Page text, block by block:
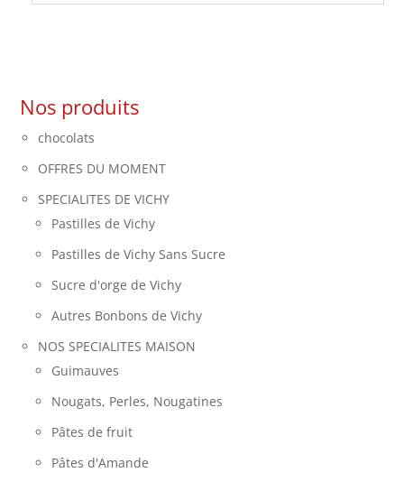
Nos produits
chocolats
OFFRES DU MOMENT
SPECIALITES DE VICHY
Pastilles de Vichy
Pastilles de Vichy Sans Sucre
Sucre d'orge de Vichy
Autres Bonbons de Vichy
NOS SPECIALITES MAISON
Guimauves
Nougats, Perles, Nougatines
Pâtes de fruit
Pâtes d'Amande